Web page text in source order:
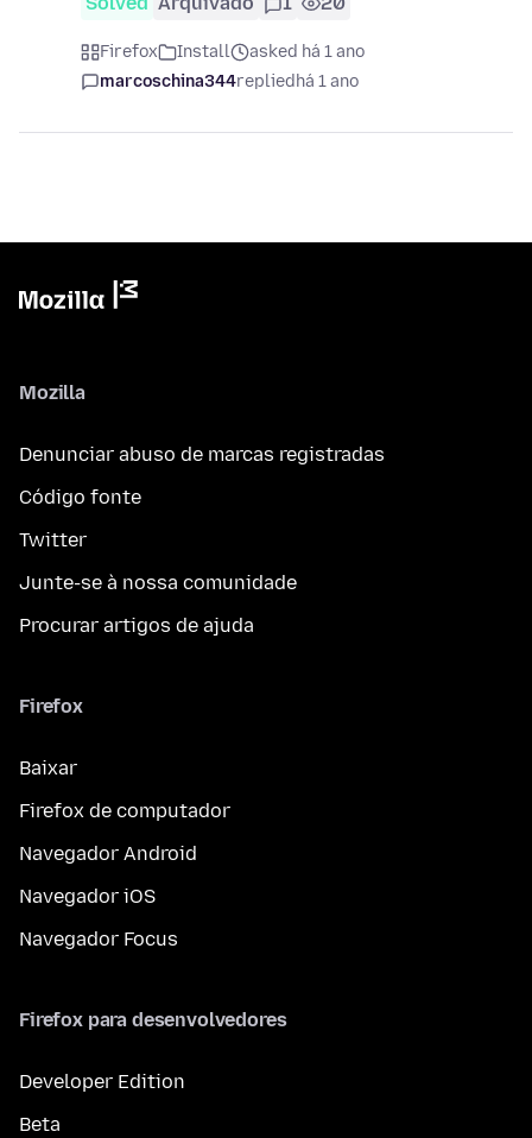
Firefox Install
asked há 1 ano
marcoschina344repliedhá 1 ano
Mozilla
Denunciar abuso de marcas registradas
Código fonte
Twitter
Junte-se à nossa comunidade
Procurar artigos de ajuda
Firefox
Baixar
Firefox de computador
Navegador Android
Navegador iOS
Navegador Focus
Firefox para desenvolvedores
Developer Edition
Beta